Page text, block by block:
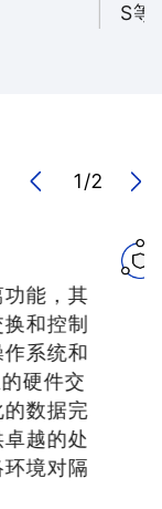
S等
1/2
能，其
和控制
系统和
硬件交
数据完
越的处
境对隔